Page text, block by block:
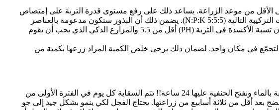
لزراعة بذور الفجل ويجب أن تكون مسمدة بروث إحدى الحيوانات قبل 6 أسابيع على الأقل من موعد الزراعة. يساعد ذلك على رفع مستوى قدرة التربة على إمتصاص
المياه مما يؤثر إيجابا على المحصول. وقبل الزراعة مباشرة ينصح برش 100 غرام لكل متر مربع من السماد الإصطناعي ذات التركيبة التالية (5:5:5 N:P:K). يضمن ذلك أن البذور ستكون مدعومة بالعناصر
الأساسية التي تساعدها على النمو مباشرة. ومن الأشياء المعروفة عن الفجل أنه يتحمل حموضة التربة ولكن لا بجب أن تكون تسبة الأكسدة في التربة (PH) أقل من 5.5 والمزارع الذكي الذي يحب أن يقوم
في مكان واحد. لضمان ذلك يرجى خلص الكمية المراد زرعها بكمية من
هل نسيتم؟ ألن تسقوها؟ وجعلنا من الماء كل شيىء حي. ولكن إنتبهوا, لا يعني ذلك أن نغسل التربة بالماء ونفتح الحنفية عليها 24 ساعة!! تتم السقاية كل يوم في الفترة الأولى من
تستغرق فترة نموه (3 – 6 أسابيع), و هناك بعض الأنواع التي تنضج بعد أقل من ثلاثة أسابيع من زراعتها. يحتاج الفجل لكي ينمو بشكل جيد إلى جو